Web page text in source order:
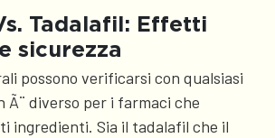
Tadalafil: Effetti
sicurezza
possono verificarsi con qualsiasi
Ã¨ diverso per i farmaci che
ingredienti. Sia il tadalafil che il